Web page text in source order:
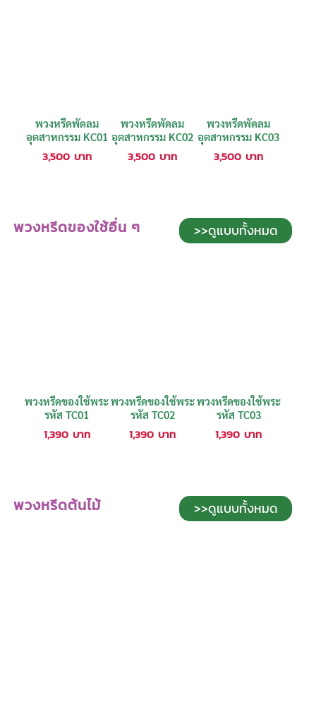
พวงหรีดพัดลม
อุตสาหกรรม KC01
3,500 บาท
พวงหรีดพัดลม
อุตสาหกรรม KC02
3,500 บาท
พวงหรีดพัดลม
อุตสาหกรรม KC03
3,500 บาท
พวงหรีดของใช้อื่น ๆ >>ดูแบบทั้งหมด
พวงหรีดของใช้พระ
รหัส TC01
1,390 บาท
พวงหรีดของใช้พระ
รหัส TC02
1,390 บาท
พวงหรีดของใช้พระ
รหัส TC03
1,390 บาท
พวงหรีดต้นไม้ >>ดูแบบทั้งหมด